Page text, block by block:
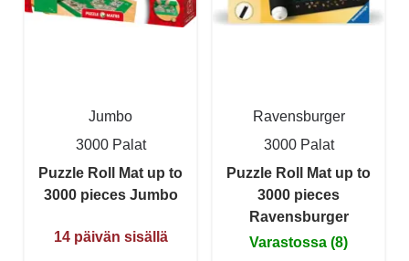
Jumbo
3000 Palat
Puzzle Roll Mat up to
3000 pieces Jumbo
14 päivän sisällä
Ravensburger
3000 Palat
Puzzle Roll Mat up to
3000 pieces
Ravensburger
Varastossa (8)